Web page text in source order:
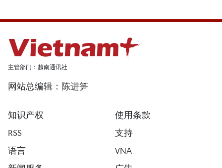
主管部门：越南通讯社
网站总编辑：陈进笋
知识产权
使用条款
RSS
支持
语言
VNA